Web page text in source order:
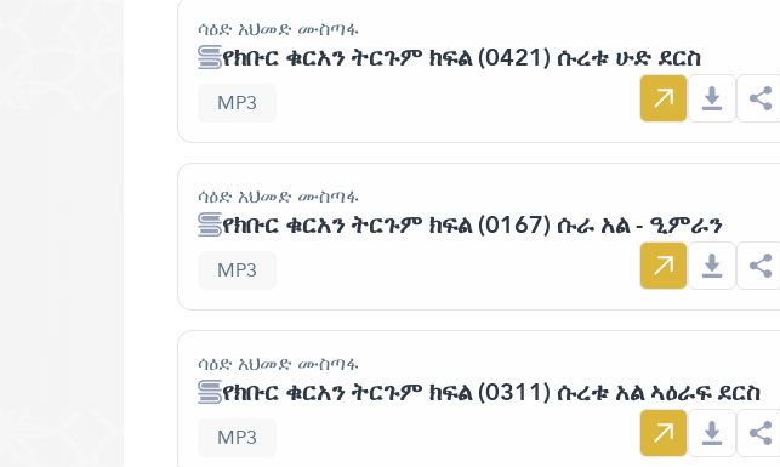
ሳዕድ አህመድ ሙስጣፋ
የክቡር ቁርአን ትርጉም ክፍል (0421) ሱረቱ ሁድ ደርስ
MP3
ሳዕድ አህመድ ሙስጣፋ
የክቡር ቁርአን ትርጉም ክፍል (0167) ሱራ አል - ዒምራን
MP3
ሳዕድ አህመድ ሙስጣፋ
የክቡር ቁርአን ትርጉም ክፍል (0311) ሱረቱ አል ኣዕራፍ ደርስ
MP3